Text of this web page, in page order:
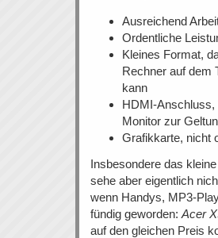
Ausreichend
Ordentliche
Kleines Format,
Rechner auf dem
kann
HDMI-Anschluss,
Monitor zur
Grafikkarte, nicht
Insbesondere das
sehe aber eigentlich
wenn Handys, MP3-
fündig geworden: Acer
auf den gleichen Preis